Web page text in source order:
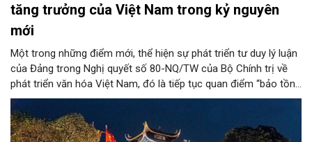
tăng trưởng của Việt Nam trong kỷ nguyên
mới
Một trong những điểm mới, thể hiện sự phát triển tư duy lý luận
của Đảng trong Nghị quyết số 80-NQ/TW của Bộ Chính trị về
phát triển văn hóa Việt Nam, đó là tiếp tục quan điểm “bảo tồn
và phát huy giá trị di sản văn hóa gắn kết với phát triển kinh tế -
xã hội và du lịch”; đồng thời, nâng lên một tầm cao mới: “phát
triển kinh tế di sản”.